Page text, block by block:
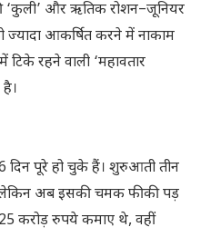
‘कुली’ और ऋतिक रोशन–जूनियर
ज्यादा आकर्षित करने में नाकाम
टिके रहने वाली ‘महावतार
दिन पूरे हो चुके हैं। शुरुआती तीन
अब इसकी चमक फीकी पड़
करोड़ रुपये कमाए थे, वहीं